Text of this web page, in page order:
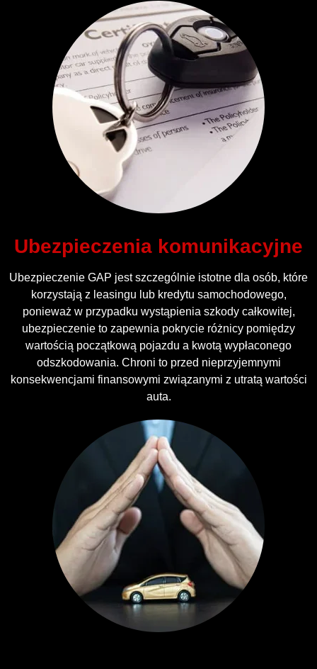
Ubezpieczenia komunikacyjne
Ubezpieczenie GAP jest szczególnie istotne dla osób, które
korzystają z leasingu lub kredytu samochodowego,
ponieważ w przypadku wystąpienia szkody całkowitej,
ubezpieczenie to zapewnia pokrycie różnicy pomiędzy
wartością początkową pojazdu a kwotą wypłaconego
odszkodowania. Chroni to przed nieprzyjemnymi
konsekwencjami finansowymi związanymi z utratą wartości
auta.